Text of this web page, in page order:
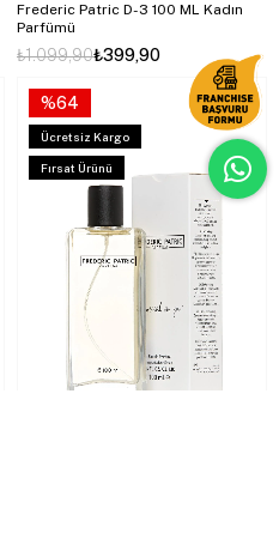
Frederic Patric D-3 100 ML Kadın
Parfümü
₺399,90
₺1.099,90
%64
Ücretsiz Kargo
Fırsat Ürünü